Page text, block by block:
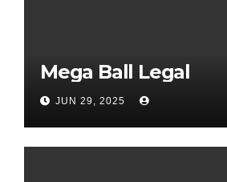
Mega Ball Legal
JUN 29, 2025